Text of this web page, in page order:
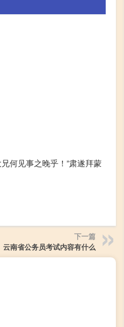
何见事之晚乎！”肃遂拜蒙
下一篇
云南省公务员考试内容有什么